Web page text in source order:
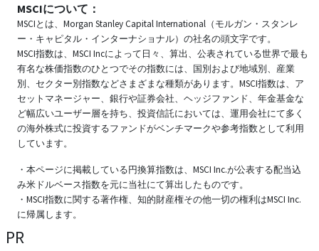
MSCIについて：
MSCIとは、Morgan Stanley Capital International（モルガン・スタンレ
ー・キャピタル・インターナショナル）の社名の頭文字です。
MSCI指数は、MSCI Incによって日々、算出、公表されている世界で最も
有名な株価指数のひとつでその指数には、国別および地域別、産業
別、セクター別指数などさまざまな種類があります。MSCI指数は、ア
セットマネージャー、銀行や証券会社、ヘッジファンド、年金基金な
ど幅広いユーザー層を持ち、投資信託においては、運用会社にて多く
の海外株式に投資するファンドがベンチマークや参考指数として利用
しています。
・本ページに掲載している円換算指数は、MSCI Inc.が公表する配当込
み米ドルベース指数を元に当社にて算出したものです。
・MSCI指数に関する著作権、知的財産権その他一切の権利はMSCI Inc.
に帰属します。
PR